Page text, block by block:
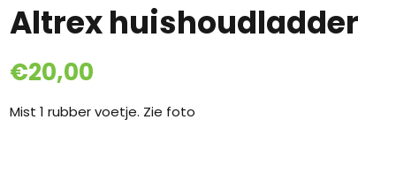
Altrex huishoudladder
€20,00
Mist 1 rubber voetje. Zie foto